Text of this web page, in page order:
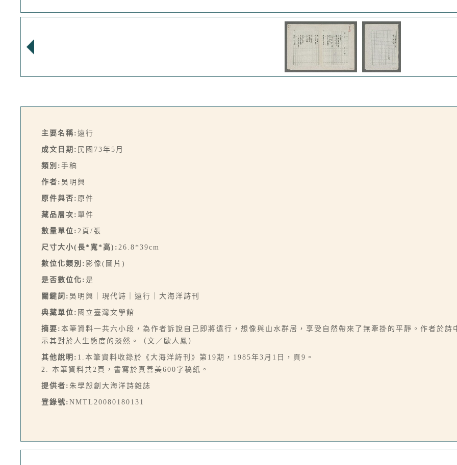
主要名稱: 遠行
成文日期: 民國73年5月
類別: 手稿
作者: 吳明興
原件與否: 原件
藏品層次: 單件
數量單位: 2頁/張
尺寸大小(長*寬*高): 26.8*39cm
數位化類別: 影像(圖片)
是否數位化: 是
關鍵詞: 吳明興｜現代詩｜遠行｜大海洋詩刊
典藏單位: 國立臺灣文學館
摘要: 本筆資料一共六小段，為作者訴說自己即將遠行，想像與山水群居，享受自然帶來了無牽掛的平靜。作者於
示其對於人生態度的淡然。（文／歐人鳳）
其他說明: 1.本筆資料收錄於《大海洋詩刊》第19期，1985年3月1日，頁9。
2. 本筆資料共2頁，書寫於真善美600字稿紙。
提供者: 朱學恕創大海洋詩雜誌
登錄號: NMTL20080180131